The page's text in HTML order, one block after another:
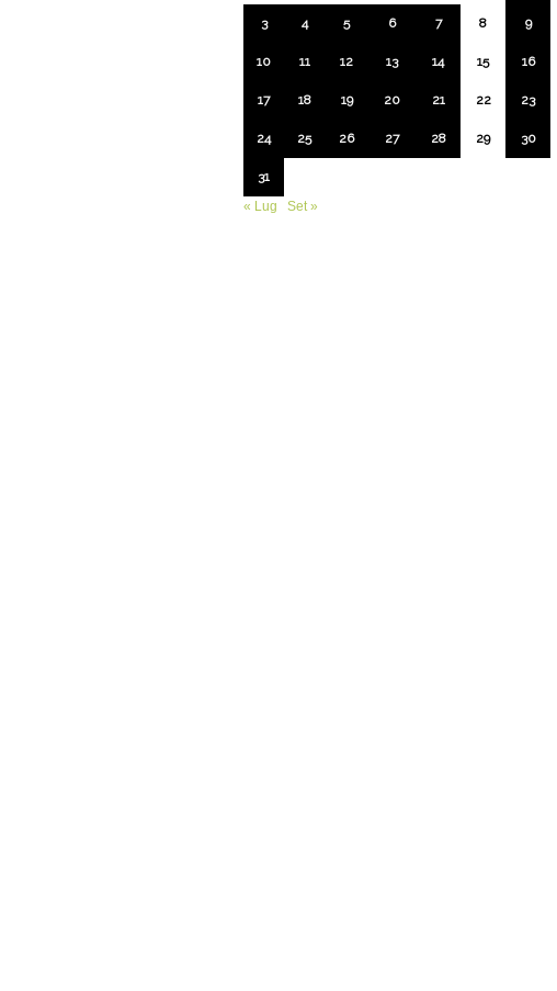
3 4 5 6 7 8 9
10 11 12 13 14 15 16
17 18 19 20 21 22 23
24 25 26 27 28 29 30
31
« Lug
Set »